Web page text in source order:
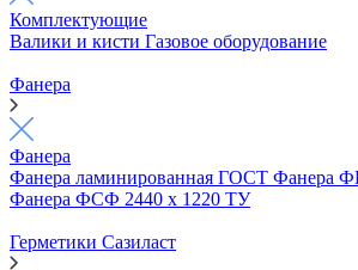
Комплектующие
Валики и кисти Газовое оборудование
Фанера
Фанера
Фанера ламинированная ГОСТ Фанера
Фанера ФСФ 2440 х 1220 ТУ
Герметики Сазиласт